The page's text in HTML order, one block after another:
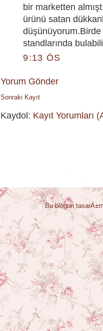
bir marketten
ürünü satan
standlarında
9:13 ÖS
Yorum Gönder
Sonraki Kayıt
Kaydol: Kayıt Yorumları
Bu blogun